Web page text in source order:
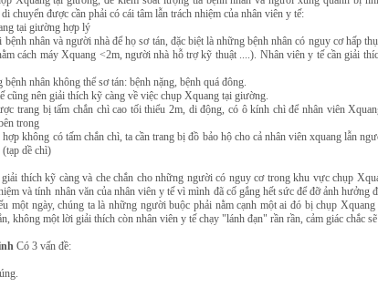
chuyển được cần phải có cái tâm lẫn trách nhiệm của nhân viên y tế:
tại giường hợp lý
nhân và người nhà để họ sơ tán, đặc biệt là những bệnh nhân có nguy cơ hấp
cách máy Xquang <2m, người nhà hỗ trợ kỹ thuật ....). Nhân viên y tế cần giải
nhân không thể sơ tán: bệnh nặng, bệnh quá đông.
cũng nên giải thích kỹ càng về việc chụp Xquang tại giường.
trang bị tấm chắn chì cao tối thiểu 2m, di động, có ô kính chì để nhân viên
trong
không có tấm chắn chì, ta cần trang bị đồ bảo hộ cho cả nhân viên xquang lẫn
(tạp dề chì)
thích kỹ càng và che chắn cho những người có nguy cơ trong khu vực chụp
và tính nhân văn của nhân viên y tế vì mình đã cố gắng hết sức để đỡ ảnh hưởng
một ngày, chúng ta là những người buộc phải nằm cạnh một ai đó bị chụp
không một lời giải thích còn nhân viên y tế chạy "lánh đạn" rần rần, cảm giác chắc
Có 3 vấn đề: